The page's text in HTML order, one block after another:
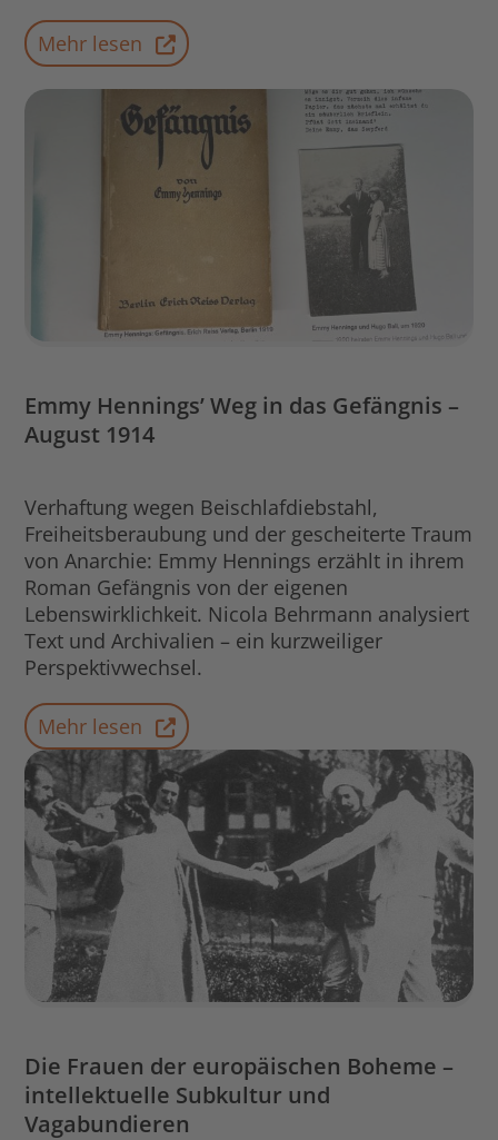
Mehr lesen
Emmy Hennings’ Weg in das Gefängnis –
August 1914
Verhaftung wegen Beischlafdiebstahl,
Freiheitsberaubung und der gescheiterte Traum
von Anarchie: Emmy Hennings erzählt in ihrem
Roman Gefängnis von der eigenen
Lebenswirklichkeit. Nicola Behrmann analysiert
Text und Archivalien – ein kurzweiliger
Perspektivwechsel.
Mehr lesen
Die Frauen der europäischen Boheme –
intellektuelle Subkultur und
Vagabundieren